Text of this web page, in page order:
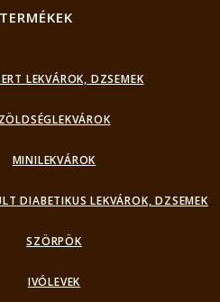
TERMÉKEK
LEKVÁROK, DZSEMEK
ZÖLDSÉGLEKVÁROK
MINILEKVÁROK
DIABETIKUS LEKVÁROK, DZSEMEK
SZÖRPÖK
IVÓLEVEK